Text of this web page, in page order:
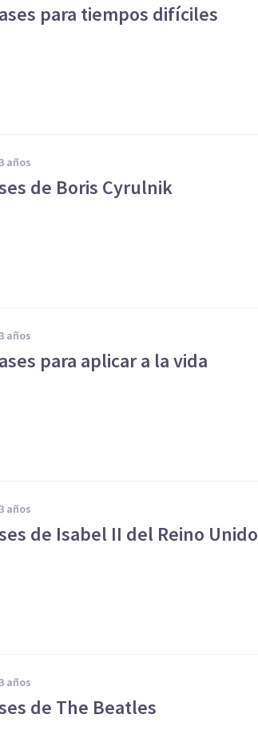
para tiempos difíciles
años
de Boris Cyrulnik
años
para aplicar a la vida
años
de Isabel II del Reino Unido
años
de The Beatles